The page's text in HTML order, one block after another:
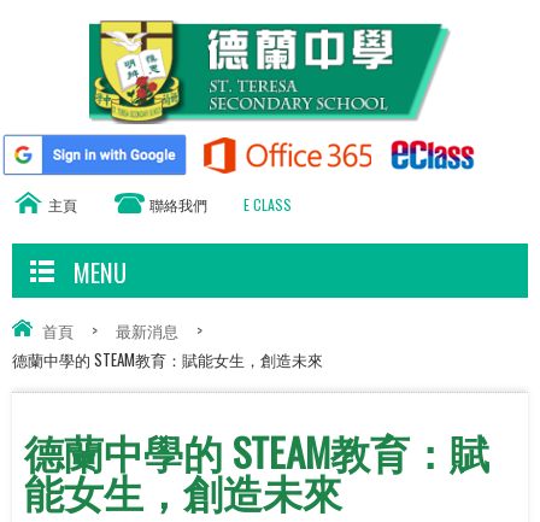
主頁 聯絡我們 E CLASS
MENU
首頁 > 最新消息
>
德蘭中學的 STEAM教育：賦能女生，創造未來
德蘭中學的 STEAM教育：賦
能女生，創造未來